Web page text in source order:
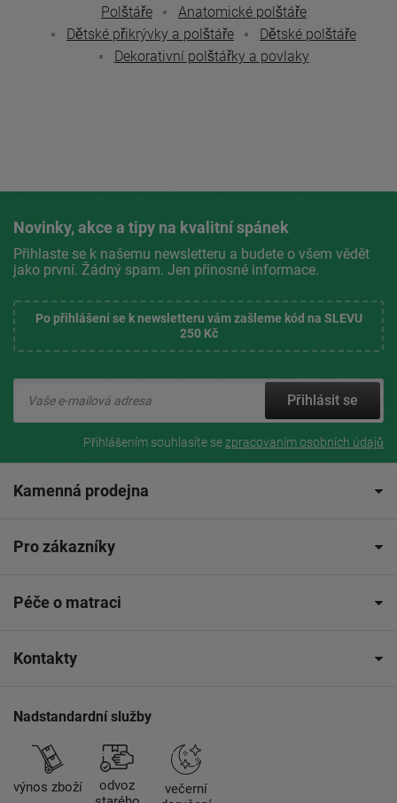
Polštáře
Anatomické polštáře
Dětské přikrývky a polštáře
Dětské polštáře
Dekorativní polštářky a povlaky
Novinky, akce a tipy na kvalitní spánek
Přihlaste se k našemu newsletteru a budete o všem vědět
jako první. Žádný spam. Jen přínosné informace.
Po přihlášení se k newsletteru vám zašleme kód na SLEVU
250 Kč
Přihlásit se
Přihlášením souhlasíte sezpracovaním osobních údajů
Kamenná prodejna
Pro zákazníky
Péče o matraci
Kontakty
Nadstandardní služby
výnos zboží
odvoz
večerní